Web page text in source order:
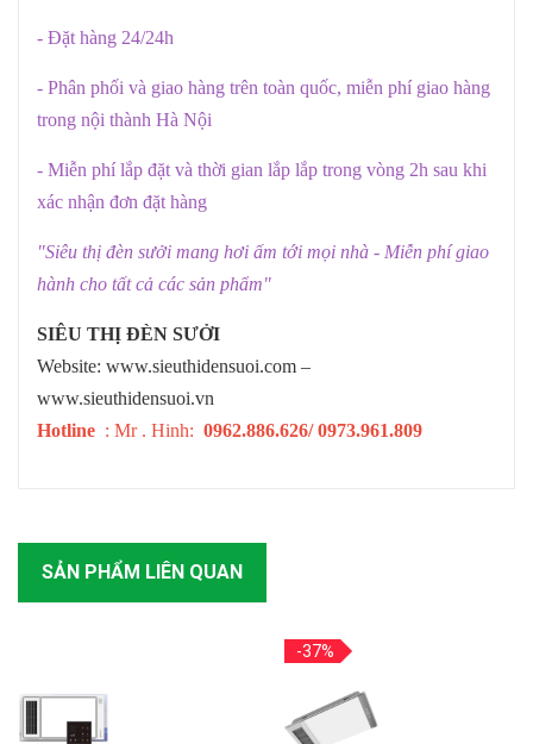
- Đặt hàng 24/24h
- Phân phối và giao hàng trên toàn quốc, miễn phí giao hàng
trong nội thành Hà Nội
- Miễn phí lắp đặt và thời gian lắp lắp trong vòng 2h sau khi
xác nhận đơn đặt hàng
"Siêu thị đèn sưởi mang hơi ấm tới mọi nhà - Miễn phí giao
hành cho tất cả các sản phẩm"
SIÊU THỊ ĐÈN SƯỞI
Website: www.sieuthidensuoi.com –
www.sieuthidensuoi.vn
Hotline : Mr . Hinh: 0962.886.626/ 0973.961.809
SẢN PHẨM LIÊN QUAN
-37%